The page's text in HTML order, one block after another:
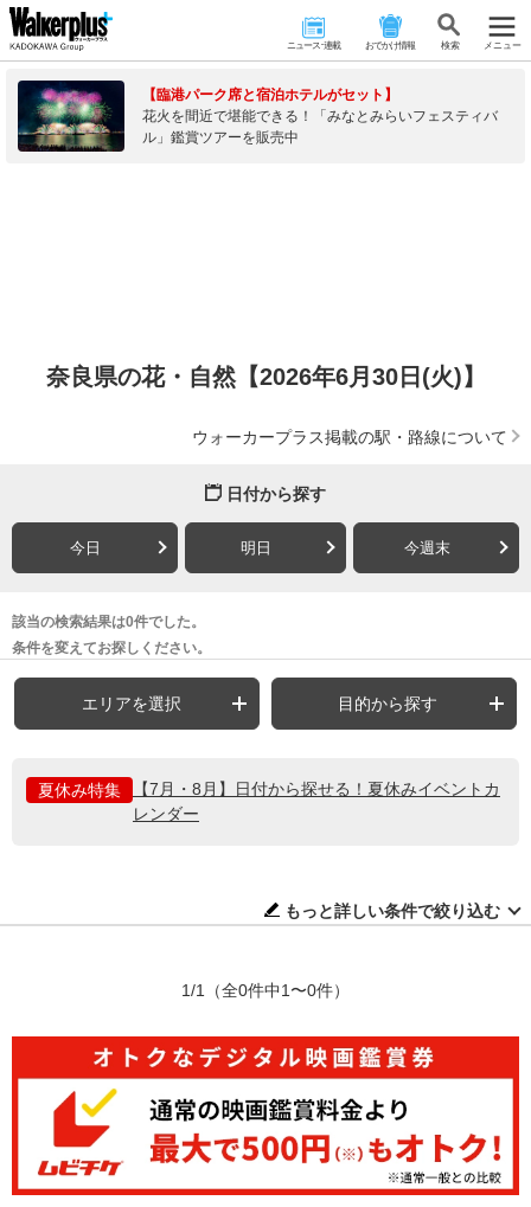
ニュース･連載 おでかけ情報 検 索 メニュー
【臨港パーク席と宿泊ホテルがセット】
花火を間近で堪能できる！「みなとみらいフェスティバ
ル」鑑賞ツアーを販売中
奈良県の花・自然【2026年6月30日(火)】
ウォーカープラス掲載の駅・路線について
日付から探す
今日 明日 今週末
該当の検索結果は0件でした。
条件を変えてお探しください。
エリアを選択 目的から探す
夏休み特集
【7月・8月】日付から探せる！夏休みイベントカ
レンダー
もっと詳しい条件で絞り込む
1/1 （全0件中1〜0件）